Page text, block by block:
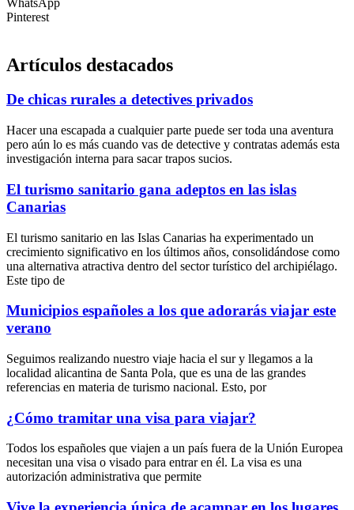
Pinterest
Artículos destacados
De chicas rurales a detectives privados
Hacer una escapada a cualquier parte puede ser toda una aventura
pero aún lo es más cuando vas de detective y contratas además esta
investigación interna para sacar trapos sucios.
El turismo sanitario gana adeptos en las islas
Canarias
El turismo sanitario en las Islas Canarias ha experimentado un
crecimiento significativo en los últimos años, consolidándose como
una alternativa atractiva dentro del sector turístico del archipiélago.
Este tipo de
Municipios españoles a los que adorarás viajar este
verano
Seguimos realizando nuestro viaje hacia el sur y llegamos a la
localidad alicantina de Santa Pola, que es una de las grandes
referencias en materia de turismo nacional. Esto, por
¿Cómo tramitar una visa para viajar?
Todos los españoles que viajen a un país fuera de la Unión Europea
necesitan una visa o visado para entrar en él. La visa es una
autorización administrativa que permite